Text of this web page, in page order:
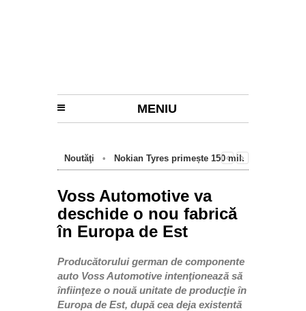
MENIU
Noutăţi •
Nokian Tyres primește 150 mil.
cu emisii zero de la Oradea
Voss Automotive va
deschide o nou fabrică
în Europa de Est
Producătorului german de componente
auto Voss Automotive intenţionează să
înfiinţeze o nouă unitate de producţie în
Europa de Est, după cea deja existentă